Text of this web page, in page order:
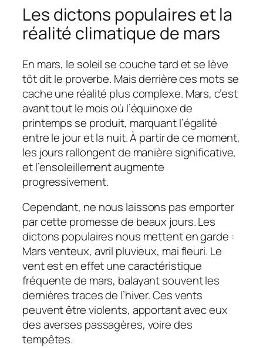
Les dictons populaires et la
réalité climatique de mars
En mars, le soleil se couche tard et se lève
tôt dit le proverbe. Mais derrière ces mots se
cache une réalité plus complexe. Mars, c’est
avant tout le mois où l’équinoxe de
printemps se produit, marquant l’égalité
entre le jour et la nuit. À partir de ce moment,
les jours rallongent de manière significative,
et l’ensoleillement augmente
progressivement.
Cependant, ne nous laissons pas emporter
par cette promesse de beaux jours. Les
dictons populaires nous mettent en garde :
Mars venteux, avril pluvieux, mai fleuri. Le
vent est en effet une caractéristique
fréquente de mars, balayant souvent les
dernières traces de l’hiver. Ces vents
peuvent être violents, apportant avec eux
des averses passagères, voire des
tempêtes.